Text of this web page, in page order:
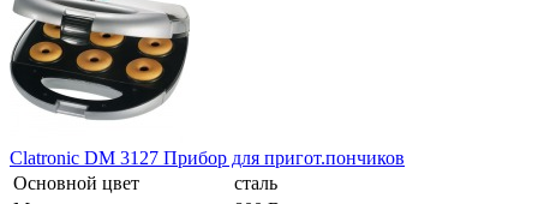
Clatronic DM 3127 Прибор для пригот.пончиков
Основной цвет
сталь